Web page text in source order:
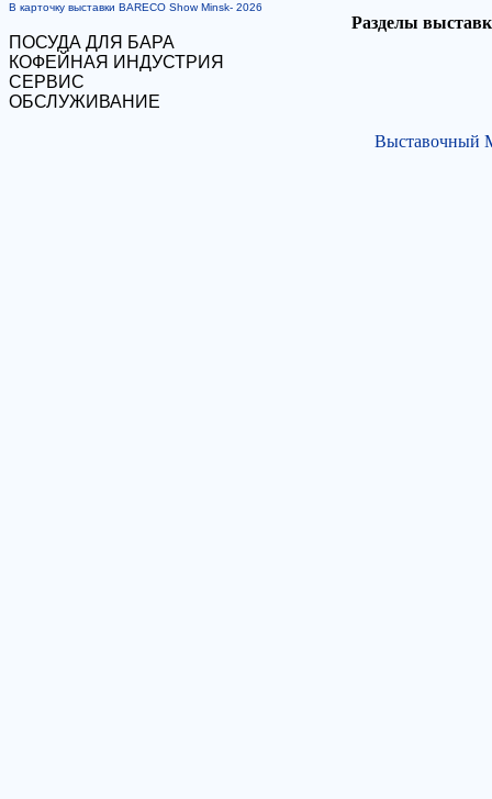
В карточку выставки BARECO Show Minsk- 2026
Разделы
ПОСУДА ДЛЯ БАРА
КОФЕЙНАЯ ИНДУСТРИЯ
СЕРВИС
ОБСЛУЖИВАНИЕ
Выставочный